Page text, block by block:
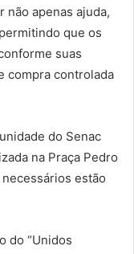
não apenas ajuda,
que os
suas
compra controlada
do Senac
na Praça Pedro
estão
do “Unidos